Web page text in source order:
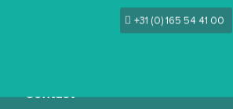
Productadviseurs
Contact
+31 (0) 165 54 41 00